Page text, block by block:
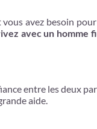
avez besoin
avec un homme
entre les deux
aide.